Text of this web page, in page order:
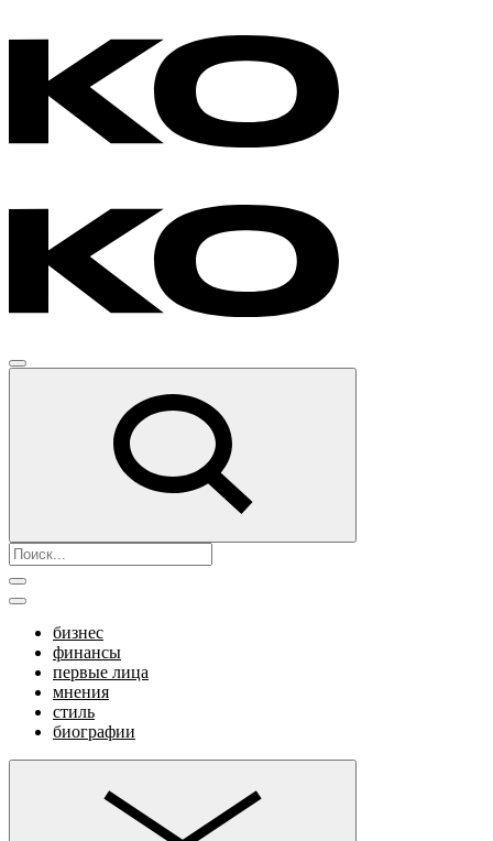
бизнес
финансы
первые лица
мнения
стиль
биографии